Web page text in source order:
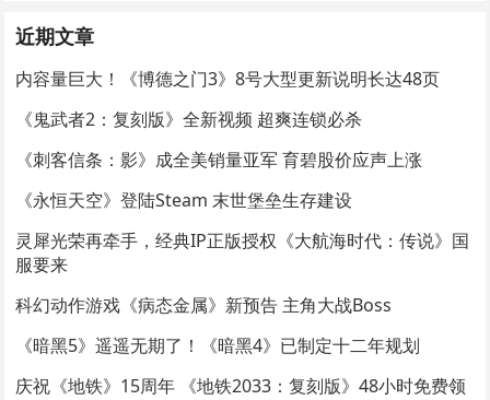
近期文章
内容量巨大！《博德之门3》8号大型更新说明长达48页
《鬼武者2：复刻版》全新视频 超爽连锁必杀
《刺客信条：影》成全美销量亚军 育碧股价应声上涨
《永恒天空》登陆Steam 末世堡垒生存建设
灵犀光荣再牵手，经典IP正版授权《大航海时代：传说》国
服要来
科幻动作游戏《病态金属》新预告 主角大战Boss
《暗黑5》遥遥无期了！《暗黑4》已制定十二年规划
庆祝《地铁》15周年 《地铁2033：复刻版》48小时免费领